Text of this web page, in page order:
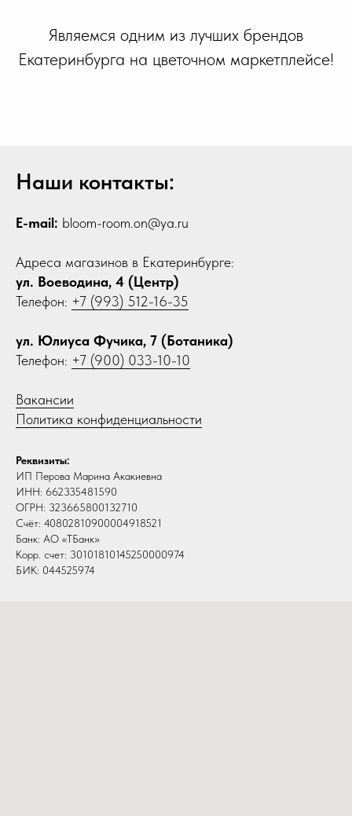
Являемся одним из лучших брендов
Екатеринбурга на цветочном маркетплейсе!
Наши контакты:
E-mail: bloom-room.on@ya.ru
Адреса магазинов в Екатеринбурге:
ул. Воеводина, 4 (Центр)
Телефон: +7 (993) 512-16-35
ул. Юлиуса Фучика, 7 (Ботаника)
Телефон: +7 (900) 033-10-10
Вакансии
Политика конфиденциальности
Реквизиты:
ИП Перова Марина Акакиевна
ИНН: 662335481590
ОГРН: 323665800132710
Счёт: 40802810900004918521
Банк: АО «ТБанк»
Корр. счет: 30101810145250000974
БИК: 044525974